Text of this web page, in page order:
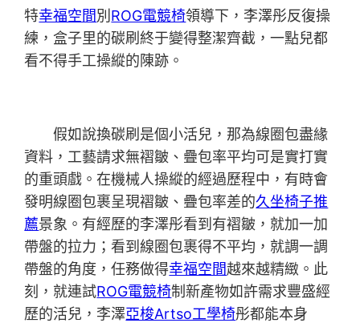
特幸福空間別 ROG電競椅領導下，李澤彤反復操
練，盒子里的碳刷終于變得整潔齊截，一點兒都
看不得手工操縱的陳跡。
假如說換碳刷是個小活兒，那為線圈包盡緣
資料，工藝請求無褶皺、疊包率平均可是實打實
的重頭戲。在機械人操縱的經過歷程中，有時會
發明線圈包裹呈現褶皺、疊包率差的久坐椅子推
薦景象。有經歷的李澤彤看到有褶皺，就加一加
帶盤的拉力；看到線圈包裹得不平均，就調一調
帶盤的角度，任務做得幸福空間越來越精緻。此
刻，就連試ROG電競椅制新產物如許需求豐盛經
歷的活兒，李澤亞梭Artso工學椅彤都能本身